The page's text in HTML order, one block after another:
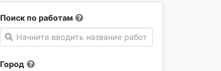
Поиск по работам
Начните вводить название работы
Город